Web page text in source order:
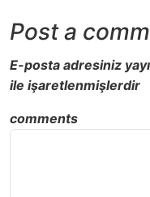
Post a
E-posta adresiniz
ile işaretlenmişlerdir
comments